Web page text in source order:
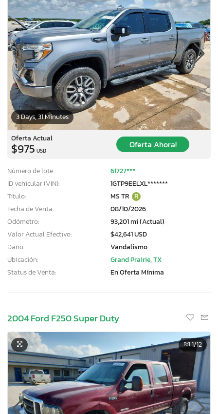
3 Days, 31 Minutes
Oferta Actual
$975 USD
Oferta Ahora!
Número de lote:
61727***
ID vehicular (VIN):
1GTP9EELXL*******
Título:
MS TR R
Fecha de Venta:
08/10/2026
Odómetro:
93,201 mi (Actual)
Valor Actual Efectivo:
$42,641 USD
Daño:
Vandalismo
Ubicación:
Grand Prairie, TX
Status de Venta:
En Oferta Mínima
2004 Ford F250 Super Duty
1/12